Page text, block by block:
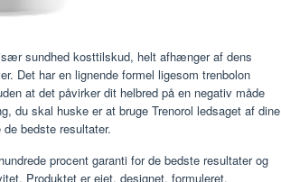
sundhed kosttilskud, helt afhænger af dens
Det har en lignende formel ligesom trenbolon
at det påvirker dit helbred på en negativ måde
du skal huske er at bruge Trenorol ledsaget af dine
bedste resultater.
procent garanti for de bedste resultater og
Produktet er ejet, designet, formuleret,